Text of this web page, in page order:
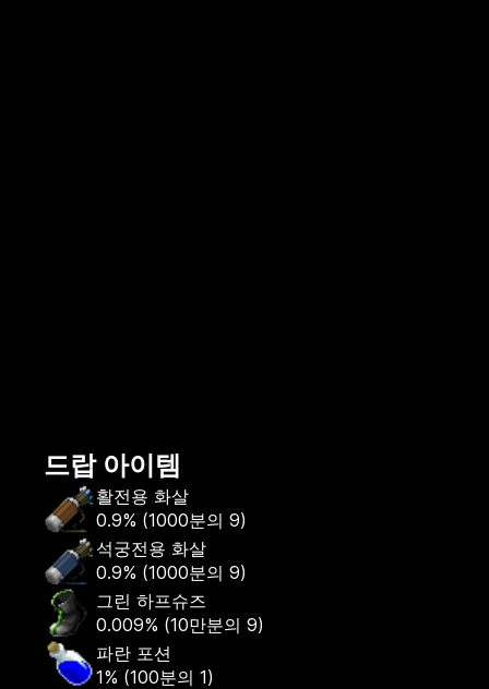
드랍 아이템
활전용 화살
0.9% (1000분의 9)
석궁전용 화살
0.9% (1000분의 9)
그린 하프슈즈
0.009% (10만분의 9)
파란 포션
1% (100분의 1)